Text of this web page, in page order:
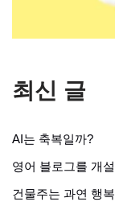
최신 글
AI는 축복일까?
영어 블로그를 개
건물주는 과연 행